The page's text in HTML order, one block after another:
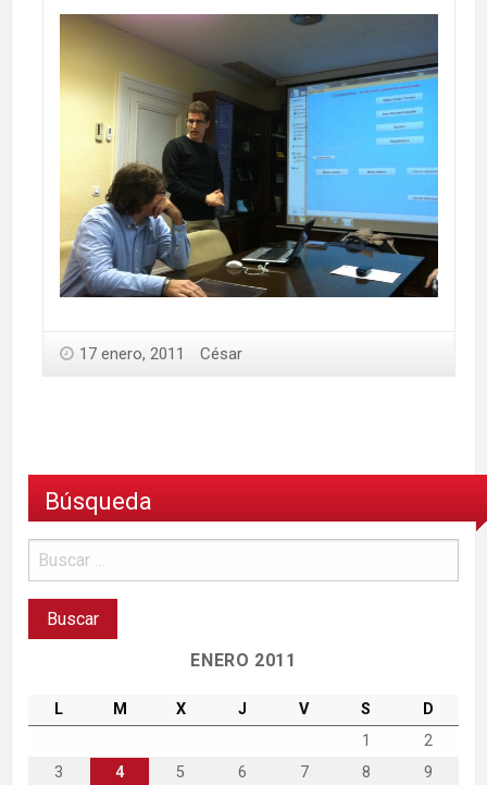
17 enero, 2011 César
Búsqueda
ENERO 2011
L M X J V S
D
1
2
3
4 5 6 7 8
9